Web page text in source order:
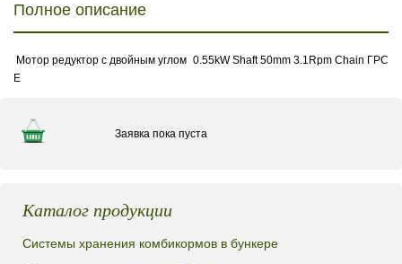
Заявка пока пуста
Каталог продукции
Системы хранения комбикормов в бункере
Полное описание
Мотор редуктор с двойным углом 0.55kW Shaft 50mm 3.1Rpm Chain ГPC
E